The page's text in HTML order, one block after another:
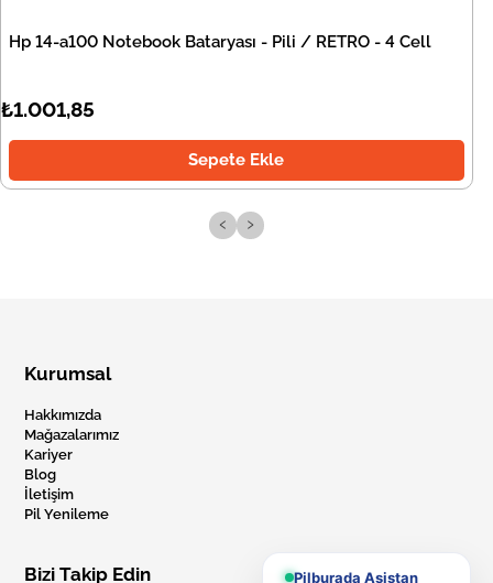
Hp 14-a100 Notebook Bataryası - Pili / RETRO - 4 Cell
₺1.001,85
Sepete Ekle
‹ ›
Kurumsal
Hakkımızda
Mağazalarımız
Kariyer
Blog
İletişim
Pil Yenileme
Bizi Takip Edin Pilburada Asistan